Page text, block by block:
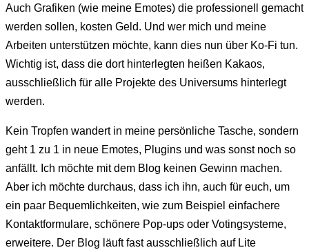
Auch Grafiken (wie meine Emotes) die professionell gemacht
werden sollen, kosten Geld. Und wer mich und meine
Arbeiten unterstützen möchte, kann dies nun über Ko-Fi tun.
Wichtig ist, dass die dort hinterlegten heißen Kakaos,
ausschließlich für alle Projekte des Universums hinterlegt
werden.
Kein Tropfen wandert in meine persönliche Tasche, sondern
geht 1 zu 1 in neue Emotes, Plugins und was sonst noch so
anfällt. Ich möchte mit dem Blog keinen Gewinn machen.
Aber ich möchte durchaus, dass ich ihn, auch für euch, um
ein paar Bequemlichkeiten, wie zum Beispiel einfachere
Kontaktformulare, schönere Pop-ups oder Votingsysteme,
erweitere. Der Blog läuft fast ausschließlich auf Lite